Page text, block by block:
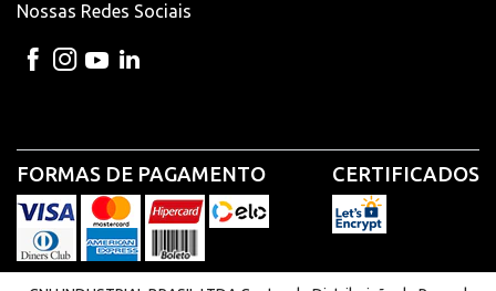
Nossas Redes Sociais
FORMAS DE PAGAMENTO CERTIFICADOS